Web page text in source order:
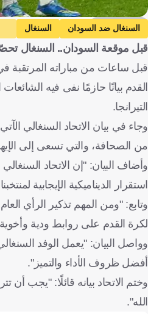
Getty Images
السنغال ضد السودان السنغال
قبل موقعة السودان.. السنغال
القدم بيانًا حازمًا نفى فيه
التيرانجا.
وجاء في بيان الاتحاد السنغالي
من الصحافة، والتي تسعى إلى
وأضاف البيان: "إن الاتحاد
استقرار الديناميكية الإيجابية
وتابع: "ومن المهم تذكير الرأي
لكرة القدم على روابط ودية
وواصل البيان: "يعمل الوفد
أفضل ظروف الأداء والتميز".
الله".